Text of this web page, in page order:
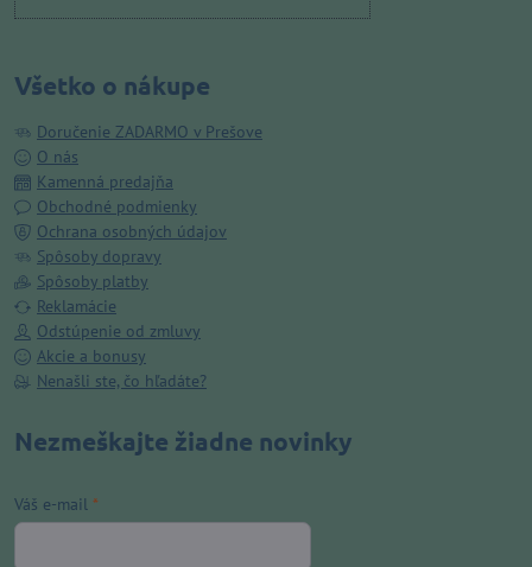
Všetko o nákupe
Doručenie ZADARMO v Prešove
O nás
Kamenná predajňa
Obchodné podmienky
Ochrana osobných údajov
Spôsoby dopravy
Spôsoby platby
Reklamácie
Odstúpenie od zmluvy
Akcie a bonusy
Nenašli ste, čo hľadáte?
Nezmeškajte žiadne novinky
Váš e-mail *